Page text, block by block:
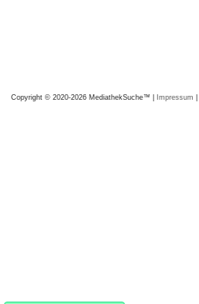
Copyright © 2020-2026 MediathekSuche™ | Impressum |